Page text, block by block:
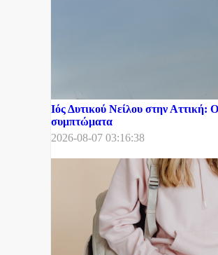
Ιός Δυτικού Νείλου στην Αττική:
συμπτώματα
2026-08-07 03:16:38